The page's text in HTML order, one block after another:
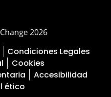
2026
Condiciones Legales
Cookies
Accesibilidad
ético